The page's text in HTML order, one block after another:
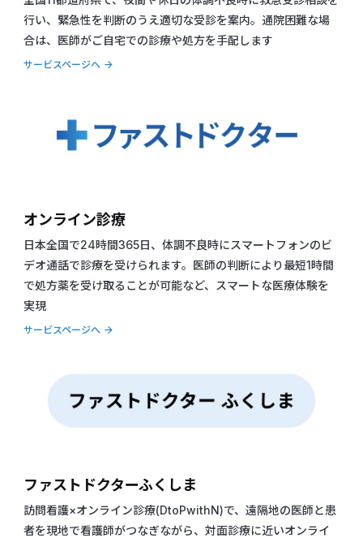
行い、緊急性を判断のうえ適切な受診を案内。通院困難な場
合は、医師がご自宅での診療や処方を手配します
サービスページへ
オンライン診療
日本全国で24時間365日、体調不良時にスマートフォンのビ
デオ通話で診療を受けられます。医師の判断により最短1時間
で処方薬を受け取ることが可能など、スマートな医療体験を
実現
サービスページへ
ファストドクターふくしま
訪問看護×オンライン診療(DtoPwithN)で、遠隔地の医師と患
者を現地で看護師がつなぎながら、対面診療に近いオンライ